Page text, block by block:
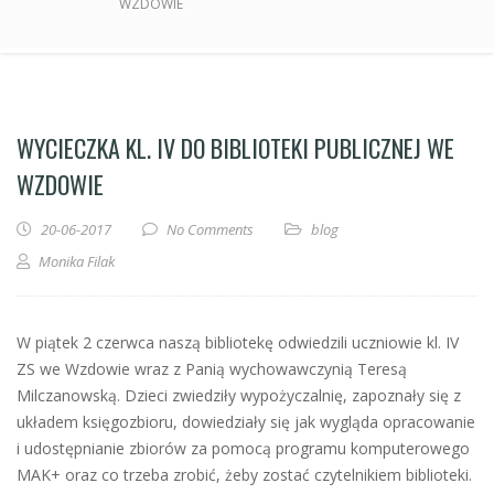
WZDOWIE
WYCIECZKA KL. IV DO BIBLIOTEKI PUBLICZNEJ WE
WZDOWIE
20-06-2017 No Comments
blog
Monika Filak
W piątek 2 czerwca naszą bibliotekę odwiedzili uczniowie kl. IV
ZS we Wzdowie wraz z Panią wychowawczynią Teresą
Milczanowską. Dzieci zwiedziły wypożyczalnię, zapoznały się z
układem księgozbioru, dowiedziały się jak wygląda opracowanie
i udostępnianie zbiorów za pomocą programu komputerowego
MAK+ oraz co trzeba zrobić, żeby zostać czytelnikiem biblioteki.